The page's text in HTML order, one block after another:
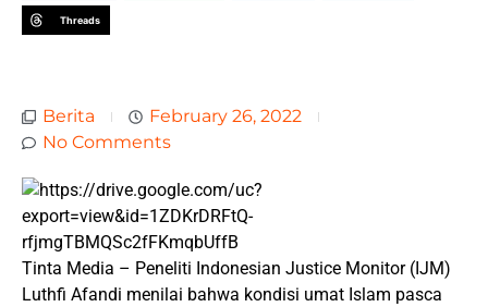
Threads
Berita
February 26, 2022
No Comments
Tinta Media – Peneliti Indonesian Justice Monitor (IJM)
Luthfi Afandi menilai bahwa kondisi umat Islam pasca